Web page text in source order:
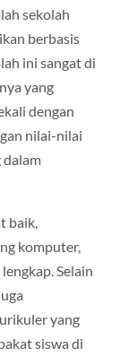
sekolah
berbasis
ini sangat di
yang
dengan
nilai-nilai
dalam
baik,
komputer,
Selain
yang
siswa di